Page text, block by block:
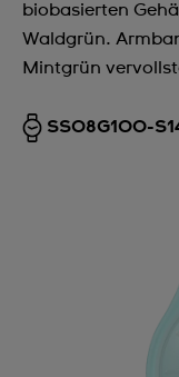
biobasierten
Waldgrün.
Mintgrün
SS08G100-